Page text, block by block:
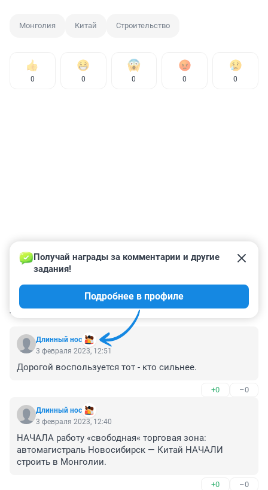
Монголия Китай Строительство
0 0 0 0 0
КОММЕНТАРИИ 64
Длинный нос
Получай награды за комментарии и другие
задания!
Подробнее в профиле
3 февраля 2023, 12:51
Дорогой воспользуется тот - кто сильнее.
+0 –0
Длинный нос
3 февраля 2023, 12:40
НАЧАЛА работу «свободная« торговая зона:
автомагистраль Новосибирск — Китай НАЧАЛИ
строить в Монголии.
+0 –0